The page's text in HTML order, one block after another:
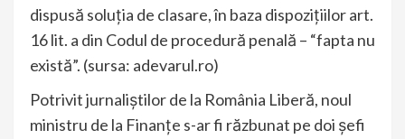
dispusă soluţia de clasare, în baza dispoziţiilor art.
16 lit. a din Codul de procedură penală – “fapta nu
există”. (sursa: adevarul.ro)
Potrivit jurnaliștilor de la România Liberă, noul
ministru de la Finanțe s-ar fi răzbunat pe doi șefi